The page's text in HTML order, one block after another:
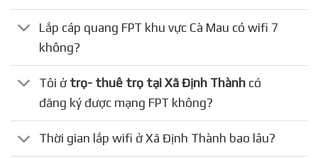
Lắp cáp quang FPT khu vực Cà Mau có wifi 7
không?
Tôi ở trọ- thuê trọ tại Xã Định Thành có
đăng ký được mạng FPT không?
Thời gian lắp wifi ở Xã Định Thành bao lâu?